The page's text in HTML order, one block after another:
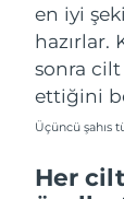
en iyi
hazırlar.
sonra
ettiğini
Üçüncü şahıs
Her